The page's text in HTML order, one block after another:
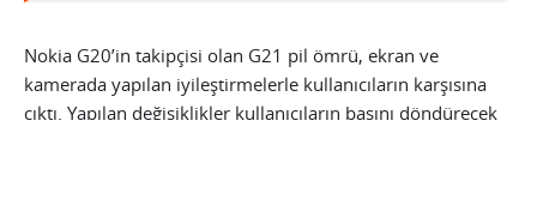
Nokia G20’in takipçisi olan G21 pil ömrü, ekran ve
kamerada yapılan iyileştirmelerle kullanıcıların karşısına
çıktı. Yapılan değişiklikler kullanıcıların başını döndürecek